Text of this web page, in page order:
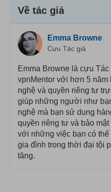
Về tác giả
Emma Browne
Cựu Tác giả
Emma Browne là cựu
vpnMentor với hơn 5 năm
nghệ và quyền riêng tư
giúp những người như
nghệ mà bạn sử dụng
quyền riêng tư và bảo
với những việc bạn có thể
gia đình trong thời đại tội
tăng.